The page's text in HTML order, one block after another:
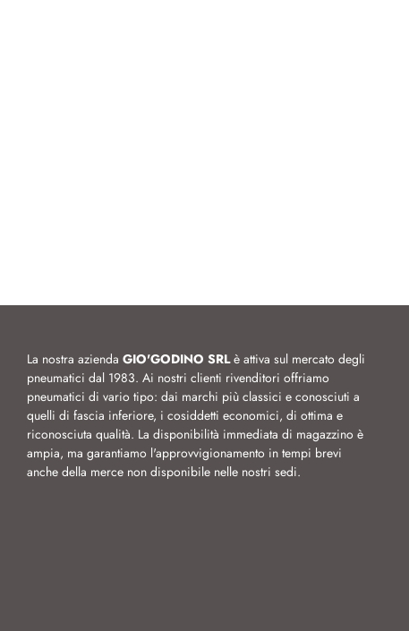
La nostra azienda GIO'GODINO SRLè attiva sul mercato degli
pneumatici dal 1983. Ai nostri clienti rivenditori offriamo
pneumatici di vario tipo: dai marchi più classici e conosciuti a
quelli di fascia inferiore, i cosiddetti economici, di ottima e
riconosciuta qualità. La disponibilità immediata di magazzino è
ampia, ma garantiamo l'approvvigionamento in tempi brevi
anche della merce non disponibile nelle nostri sedi.